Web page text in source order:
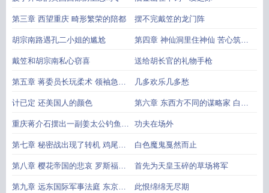
第三章 西望重庆 畸形繁荣的陪都 摆不完戴笠的龙门阵
胡宗南路遇孔二小姐的尴尬 第四章 神仙洞里住神仙 苦心筑金
屋为的是电影皇后胡蝶
戴笠和胡宗南私心窃喜 送给胡长官的礼物手枪
第五章 蒋委员长玩柔术 领袖急召
戴笠却寸步难行
几多欢乐几多愁
计已定 还美国人的颜色 第六章 东西方不同的谋略家 白宫
罗斯福总统不得已而为之
重庆蒋介石摆出一副姜太公钓鱼的
架势
功夫在场外
第七章 秘密战出现了转机 鸡尾酒
会上玛丽团长跳舞跳得目眩神移
白色魔鬼戛然而止
第八章 樱花帝国的悲哀 罗斯福总
统坐轮椅上国会山演说
首先为天皇玉碎的草场将军
第九章 远东国际军事法庭 东京大 此恨绵绵无尽期